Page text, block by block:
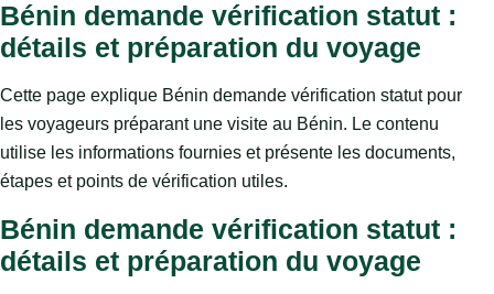
Bénin demande vérification statut :
détails et préparation du voyage
Cette page explique Bénin demande vérification statut pour
les voyageurs préparant une visite au Bénin. Le contenu
utilise les informations fournies et présente les documents,
étapes et points de vérification utiles.
Bénin demande vérification statut :
détails et préparation du voyage